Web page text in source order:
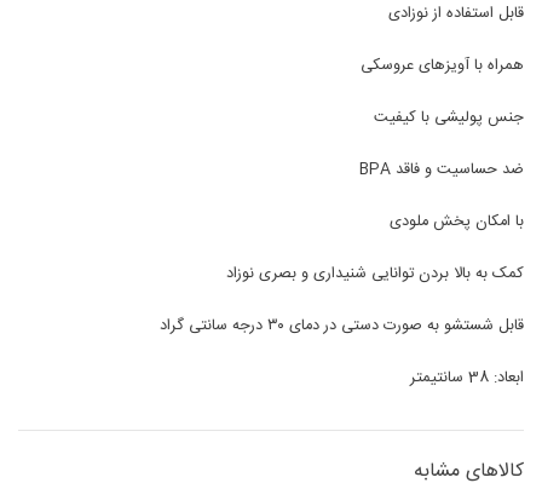
قابل استفاده از نوزادی
همراه با آویزهای عروسکی
جنس پولیشی با کیفیت
ضد حساسیت و فاقد BPA
با امکان پخش ملودی
کمک به بالا بردن توانایی شنیداری و بصری نوزاد
قابل شستشو به صورت دستی در دمای ۳۰ درجه سانتی گراد
ابعاد: 38 سانتیمتر
کالاهای مشابه